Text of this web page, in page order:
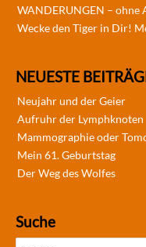
WANDERUNGEN – ohne
Wecke den Tiger in Dir!
NEUESTE
Neujahr und der Geier
Aufruhr der Lymphknoten
Mammographie oder
Mein 61. Geburtstag
Der Weg des Wolfes
Suche